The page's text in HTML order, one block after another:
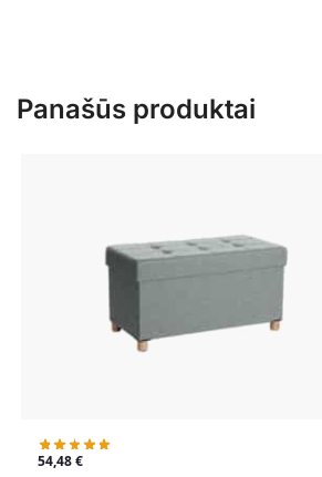
Panašūs produktai
54,48€